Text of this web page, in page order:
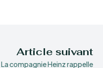
Article suivant
La compagnie Heinz rappelle